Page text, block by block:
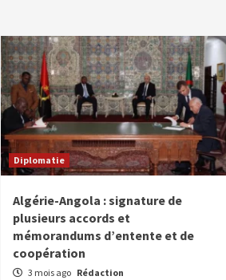
Diplomatie
Algérie-Angola : signature de
plusieurs accords et
mémorandums d’entente et de
coopération
3 mois ago Rédaction